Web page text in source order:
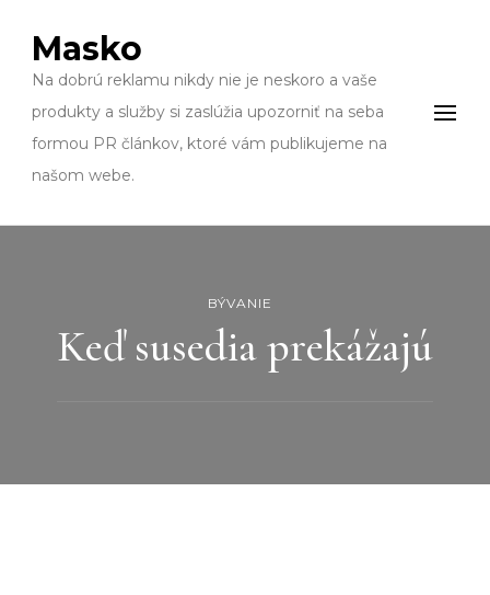
Masko
Na dobrú reklamu nikdy nie je neskoro a vaše
produkty a služby si zaslúžia upozorniť na seba
formou PR článkov, ktoré vám publikujeme na
našom webe.
BÝVANIE
Keď susedia prekážajú